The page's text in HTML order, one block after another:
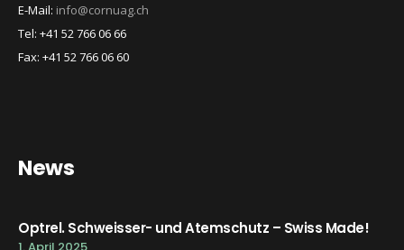
E-Mail: info@cornuag.ch
Tel: +41 52 766 06 66
Fax: +41 52 766 06 60
News
Optrel. Schweisser- und Atemschutz – Swiss Made!